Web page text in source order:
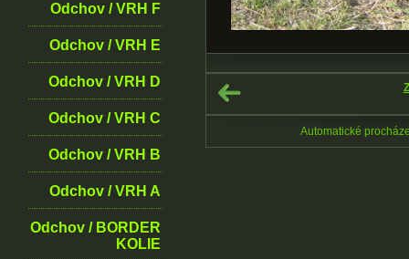
Odchov / VRH F
Odchov / VRH E
Odchov / VRH D
Odchov / VRH C
Odchov / VRH B
Odchov / VRH A
Odchov / BORDER
KOLIE
Automatické